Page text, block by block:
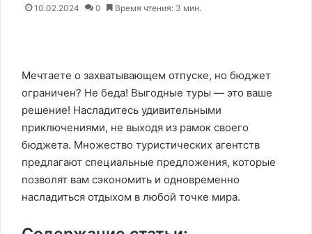
10.02.2024 0 Время чтения: 3 мин.
Мечтаете о захватывающем отпуске, но бюджет
ограничен? Не беда! Выгодные туры — это ваше
решение! Насладитесь удивительными
приключениями, не выходя из рамок своего
бюджета. Множество туристических агентств
предлагают специальные предложения, которые
позволят вам сэкономить и одновременно
насладиться отдыхом в любой точке мира.